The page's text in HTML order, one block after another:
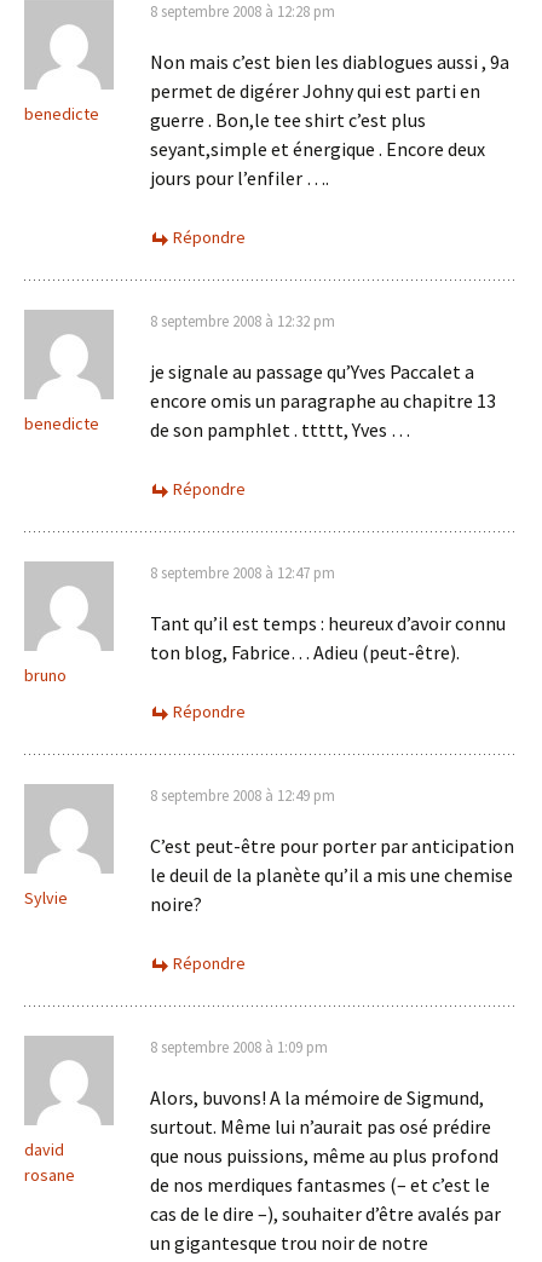
benedicte
8 septembre 2008 à 12:28 pm
Non mais c’est bien les diablogues aussi , 9a
permet de digérer Johny qui est parti en
guerre . Bon,le tee shirt c’est plus
seyant,simple et énergique . Encore deux
jours pour l’enfiler ….
Répondre
benedicte
8 septembre 2008 à 12:32 pm
je signale au passage qu’Yves Paccalet a
encore omis un paragraphe au chapitre 13
de son pamphlet . ttttt, Yves …
Répondre
bruno
8 septembre 2008 à 12:47 pm
Tant qu’il est temps : heureux d’avoir connu
ton blog, Fabrice… Adieu (peut-être).
Répondre
Sylvie
8 septembre 2008 à 12:49 pm
C’est peut-être pour porter par anticipation
le deuil de la planète qu’il a mis une chemise
noire?
Répondre
david
rosane
8 septembre 2008 à 1:09 pm
Alors, buvons! A la mémoire de Sigmund,
surtout. Même lui n’aurait pas osé prédire
que nous puissions, même au plus profond
de nos merdiques fantasmes (– et c’est le
cas de le dire –), souhaiter d’être avalés par
un gigantesque trou noir de notre